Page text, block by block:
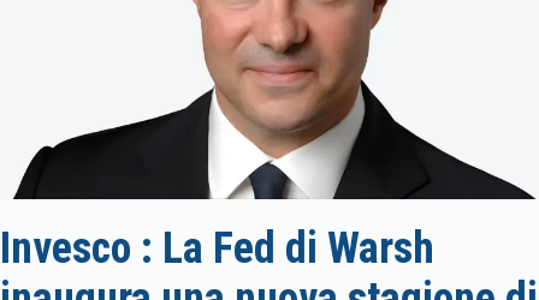
Invesco : La Fed di Warsh